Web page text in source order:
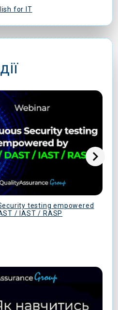
for IT
testing empowered
/ IAST / RASP